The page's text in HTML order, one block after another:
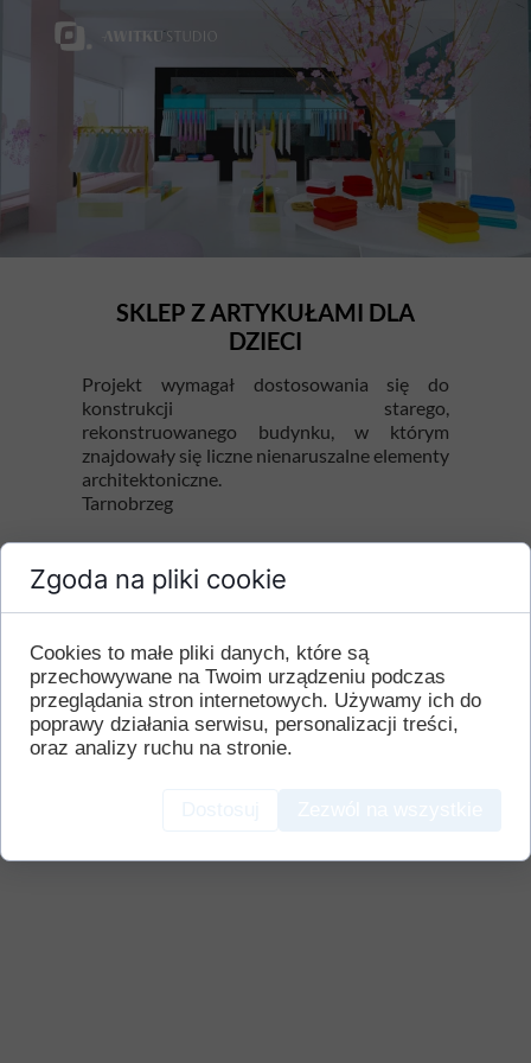
Projekt wymagał dostosowania się do
konstrukcji starego,
rekonstruowanego budynku, w którym
znajdowały się liczne nienaruszalne elementy
architektoniczne.
Tarnobrzeg
SKLEP Z ARTYKUŁAMI DLA
DZIECI
Zgoda na pliki cookie
Cookies to małe pliki danych, które są
przechowywane na Twoim urządzeniu podczas
przeglądania stron internetowych. Używamy ich do
poprawy działania serwisu, personalizacji treści,
oraz analizy ruchu na stronie.